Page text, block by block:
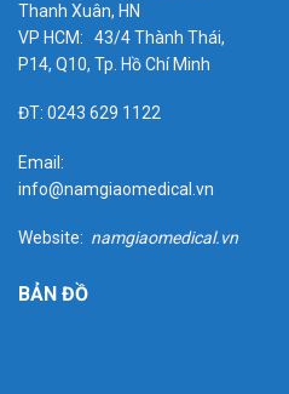
Thanh Xuân, HN
VP HCM: 43/4 Thành Thái,
P14, Q10, Tp. Hồ Chí Minh
ĐT: 0243 629 1122
Email:
info@namgiaomedical.vn
Website: namgiaomedical.vn
BẢN ĐỒ